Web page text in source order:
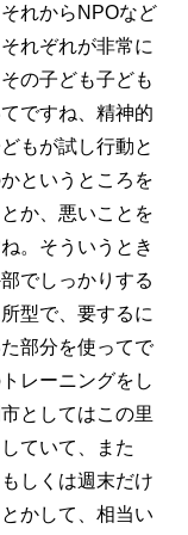
れからNPOなど
れぞれが非常に
の子ども子ども
ですね、精神的
もが試し行動と
というところを
か、悪いことを
。そういうとき
でしっかりする
型で、要するに
部分を使ってで
レーニングをし
としてはこの里
ていて、また
しくは週末だけ
かして、相当い